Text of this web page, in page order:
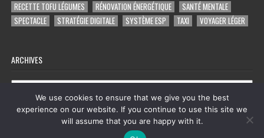
RECETTE TOFU LÉGUMES
RÉNOVATION ÉNERGÉTIQUE
SANTÉ MENTALE
SPECTACLE
STRATÉGIE DIGITALE SYSTÈME ESP TAXI VOYAGER LÉGER
ARCHIVES
Archives
Copyright © 2026 tout ce qu'on trouve sur facebook
We use cookies to ensure that we give you the best
experience on our website. If you continue to use this site we
will assume that you are happy with it.